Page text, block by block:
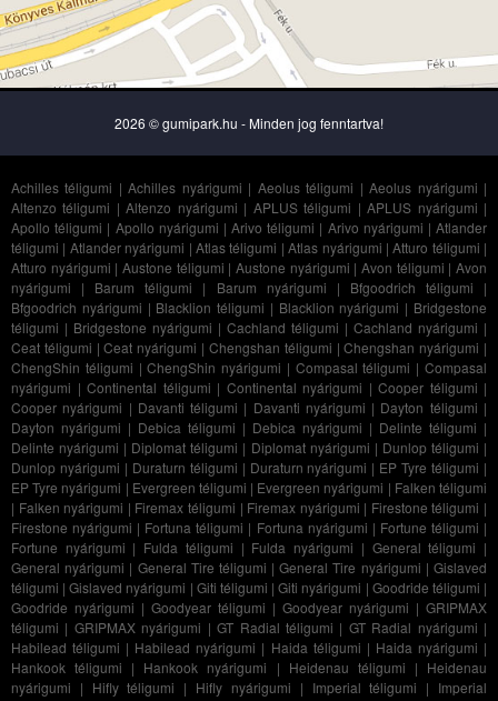
2026 © gumipark.hu - Minden jog fenntartva!
Achilles téligumi |Achilles nyárigumi | Aeolus téligumi |Aeolus nyárigumi |
Altenzo téligumi |Altenzo nyárigumi | APLUS téligumi |APLUS nyárigumi |
Apollo téligumi | Apollo nyárigumi |Arivo téligumi | Arivo nyárigumi |Atlander
téligumi | Atlander nyárigumi | Atlas téligumi |Atlas nyárigumi |Atturo téligumi |
Atturo nyárigumi |Austone téligumi |Austone nyárigumi |Avon téligumi |Avon
nyárigumi | Barum téligumi | Barum nyárigumi | Bfgoodrich téligumi |
Bfgoodrich nyárigumi | Blacklion téligumi | Blacklion nyárigumi | Bridgestone
téligumi | Bridgestone nyárigumi | Cachland téligumi | Cachland nyárigumi |
Ceat téligumi |Ceat nyárigumi | Chengshan téligumi |Chengshan nyárigumi |
ChengShin téligumi |ChengShin nyárigumi | Compasal téligumi |Compasal
nyárigumi | Continental téligumi | Continental nyárigumi | Cooper téligumi |
Cooper nyárigumi | Davanti téligumi | Davanti nyárigumi | Dayton téligumi |
Dayton nyárigumi | Debica téligumi | Debica nyárigumi | Delinte téligumi |
Delinte nyárigumi | Diplomat téligumi | Diplomat nyárigumi | Dunlop téligumi |
Dunlop nyárigumi | Duraturn téligumi | Duraturn nyárigumi | EP Tyre téligumi |
EP Tyre nyárigumi | Evergreen téligumi | Evergreen nyárigumi | Falken téligumi
| Falken nyárigumi | Firemax téligumi | Firemax nyárigumi | Firestone téligumi |
Firestone nyárigumi | Fortuna téligumi | Fortuna nyárigumi | Fortune téligumi |
Fortune nyárigumi | Fulda téligumi | Fulda nyárigumi | General téligumi |
General nyárigumi | General Tire téligumi |General Tire nyárigumi |Gislaved
téligumi |Gislaved nyárigumi | Giti téligumi |Giti nyárigumi | Goodride téligumi |
Goodride nyárigumi | Goodyear téligumi | Goodyear nyárigumi | GRIPMAX
téligumi | GRIPMAX nyárigumi |GT Radial téligumi | GT Radial nyárigumi |
Habilead téligumi | Habilead nyárigumi | Haida téligumi | Haida nyárigumi |
Hankook téligumi | Hankook nyárigumi | Heidenau téligumi | Heidenau
nyárigumi | Hifly téligumi | Hifly nyárigumi | Imperial téligumi | Imperial